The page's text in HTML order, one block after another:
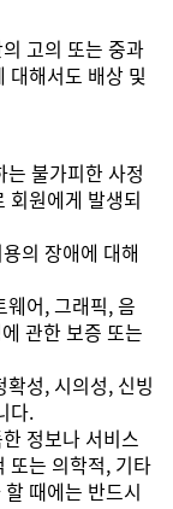
고의 또는 중과
대해서도 배상 및
불가피한 사정
회원에게 발생되
의 장애에 대해
어, 그래픽, 음
관한 보증 또는
성, 시의성, 신빙
다.
정보나 서비스
또는 의학적, 기타
때에는 반드시